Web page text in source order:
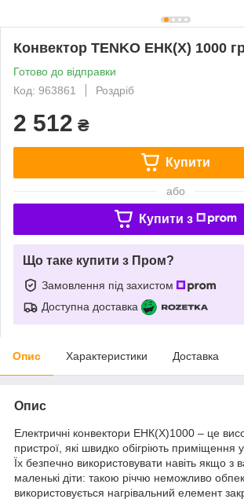
Конвектор TENKO ЕНК(Х) 1000
Готово до відправки
Код: 963861
Роздріб
2 512 ₴
Купити
або
Купити з
Що таке купити з Пром?
Замовлення під захистом
Доступна доставка
Опис Характеристики Доставка
Опис
Електричні конвектори ЕНК(Х)1000 – це
пристрої, які швидко обігріють приміщення
Їх безпечно використовувати навіть якщо з
маленькі діти: такою річчю неможливо
використовується нагрівальний елемент